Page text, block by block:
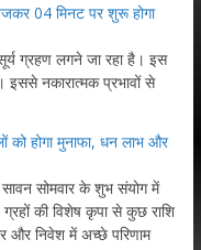
04 मिनट पर शुरू होगा
ग्रहण लगने जा रहा है। इस
इससे नकारात्मक प्रभावों से
होगा मुनाफा, धन लाभ और
सोमवार के शुभ संयोग में
की विशेष कृपा से कुछ राशि
और निवेश में अच्छे परिणाम